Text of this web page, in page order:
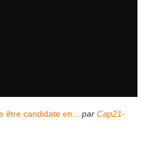
être candidate en... par Cap21-